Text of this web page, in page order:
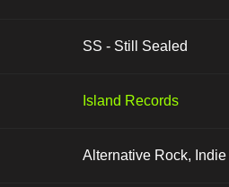
SS - Still Sealed
Island Records
Alternative Rock,